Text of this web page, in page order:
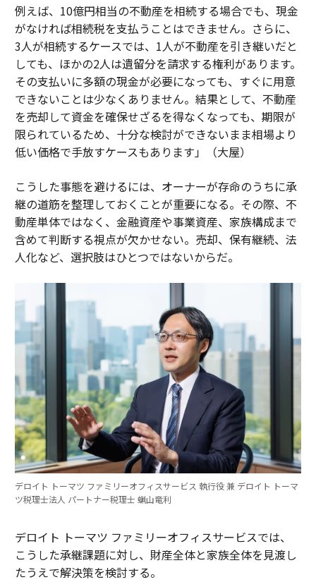
例えば、10億円相当の不動産を相続する場合でも、現金
がなければ相続税を支払うことはできません。さらに、
3人が相続するケースでは、1人が不動産を引き継いだと
しても、ほかの2人は遺留分を請求する権利があります。
その支払いに多額の現金が必要になっても、すぐに用意
できないことは少なくありません。結果として、不動産
を売却して資金を確保せざるを得なくなっても、期限が
限られているため、十分な検討ができないまま相場より
低い価格で手放すケースもあります」（大屋）
こうした事態を避けるには、オーナーが存命のうちに承
継の道筋を整理しておくことが重要になる。その際、不
動産単体ではなく、金融資産や事業資産、家族構成まで
含めて判断する視点が欠かせない。売却、保有継続、法
人化など、選択肢はひとつではないからだ。
デロイト トーマツ ファミリーオフィスサービス 執行役 兼 デロイト トーマ
ツ税理士法人 パートナー税理士 蝋山竜利
デロイト トーマツ ファミリーオフィスサービスでは、
こうした承継課題に対し、財産全体と家族全体を見渡し
たうえで解決策を検討する。